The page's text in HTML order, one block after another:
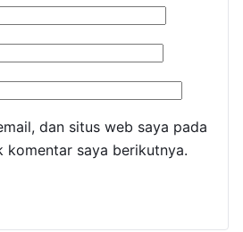
dan situs web saya pada
komentar saya berikutnya.